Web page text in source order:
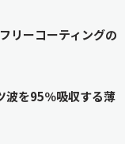
リーコーティングの
波を95％吸収する薄